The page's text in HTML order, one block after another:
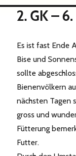
2. GK –
Es ist fast Ende
Bise und
sollte
Bienenvölkern
nächsten Tagen
gross und
Fütterung
Futter.